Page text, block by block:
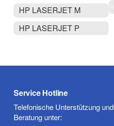
HP LASERJET M
HP LASERJET P
Service Hotline
Telefonische Unterstützung und
Beratung unter: